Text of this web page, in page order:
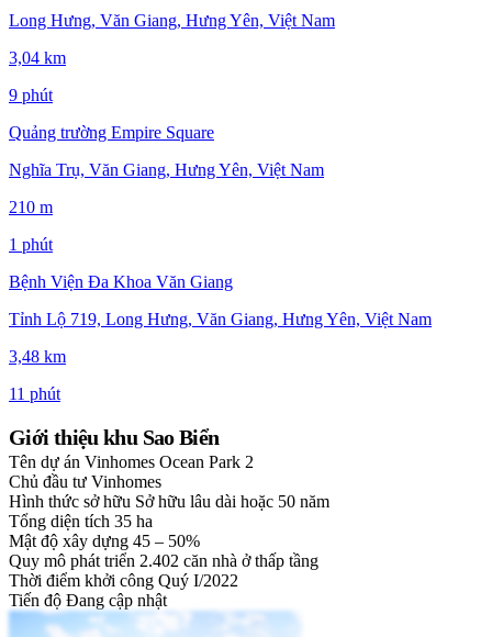
Long Hưng, Văn Giang, Hưng Yên, Việt Nam
3,04 km
9 phút
Quảng trường Empire Square
Nghĩa Trụ, Văn Giang, Hưng Yên, Việt Nam
210 m
1 phút
Bệnh Viện Đa Khoa Văn Giang
Tỉnh Lộ 719, Long Hưng, Văn Giang, Hưng Yên, Việt Nam
3,48 km
11 phút
Giới thiệu khu Sao Biển
Tên dự án Vinhomes Ocean Park 2
Chủ đầu tư Vinhomes
Hình thức sở hữu Sở hữu lâu dài hoặc 50 năm
Tổng diện tích 35 ha
Mật độ xây dựng 45 – 50%
Quy mô phát triển 2.402 căn nhà ở thấp tầng
Thời điểm khởi công Quý I/2022
Tiến độ Đang cập nhật